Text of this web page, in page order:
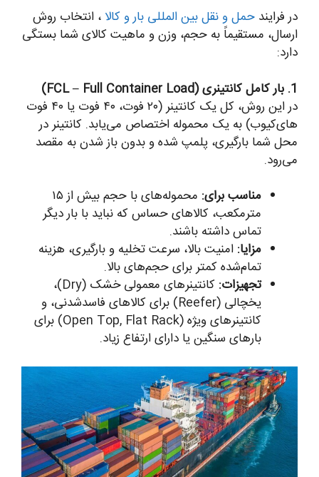
در فرایند حمل و نقل بین المللی بار و کالا ، انتخاب روش
ارسال، مستقیماً به حجم، وزن و ماهیت کالای شما بستگی
دارد:
1. بار کامل کانتینری (FCL – Full Container Load)
در این روش، کل یک کانتینر (۲۰ فوت، ۴۰ فوت یا ۴۰ فوت
های‌کیوب) به یک محموله اختصاص می‌یابد. کانتینر در
محل شما بارگیری، پلمپ شده و بدون باز شدن به مقصد
می‌رود.
مناسب برای:
محموله‌های با حجم بیش از ۱۵
مترمکعب، کالاهای حساس که نباید با بار دیگر
تماس داشته باشند.
مزایا: امنیت بالا، سرعت تخلیه و بارگیری، هزینه
تمام‌شده کمتر برای حجم‌های بالا.
تجهیزات:
کانتینرهای معمولی خشک (Dry)،
یخچالی (Reefer) برای کالاهای فاسدشدنی، و
کانتینرهای ویژه (Open Top, Flat Rack) برای
بارهای سنگین یا دارای ارتفاع زیاد.